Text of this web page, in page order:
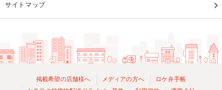
サイトマップ
掲載希望の店舗様へ メディアの方へ
ロケ弁手帳